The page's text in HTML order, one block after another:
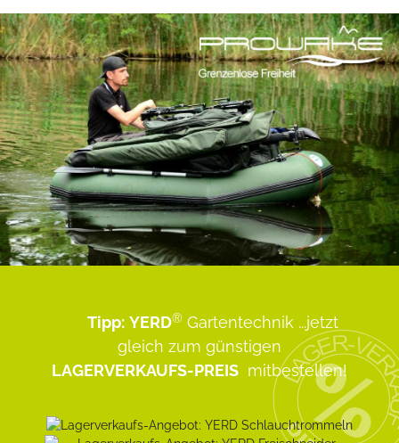
Tipp: YERD® Gartentechnik ...jetzt
gleich zum günstigen
LAGERVERKAUFS-PREIS mitbestellen!